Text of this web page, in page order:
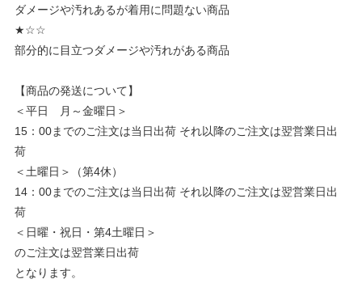
ダメージや汚れあるが着用に問題ない商品
★☆☆
部分的に目立つダメージや汚れがある商品
【商品の発送について】
＜平日 月～金曜日＞
15：00までのご注文は当日出荷 それ以降のご注文は翌営業日出
荷
＜土曜日＞（第4休）
14：00までのご注文は当日出荷 それ以降のご注文は翌営業日出
荷
＜日曜・祝日・第4土曜日＞
のご注文は翌営業日出荷
となります。